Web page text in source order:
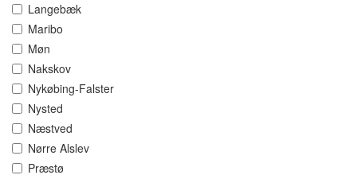
Langebæk
Maribo
Møn
Nakskov
Nykøbing-Falster
Nysted
Næstved
Nørre Alslev
Præstø